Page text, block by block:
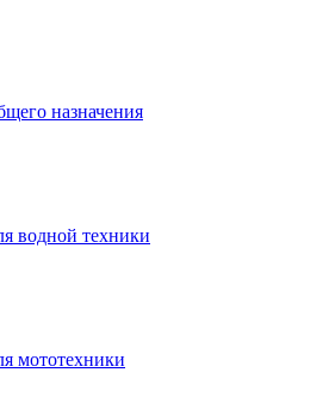
назначения
водной техники
мототехники